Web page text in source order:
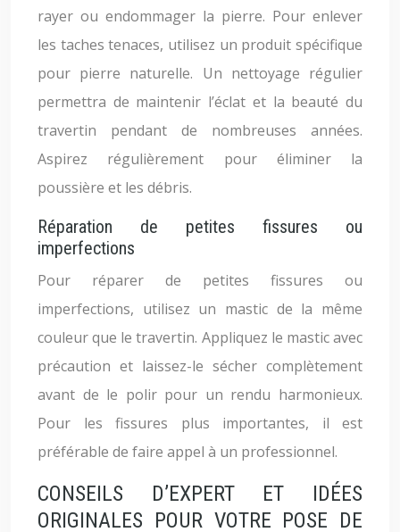
rayer ou endommager la pierre. Pour enlever
les taches tenaces, utilisez un produit spécifique
pour pierre naturelle. Un nettoyage régulier
permettra de maintenir l’éclat et la beauté du
travertin pendant de nombreuses années.
Aspirez régulièrement pour éliminer la
poussière et les débris.
Réparation de petites fissures ou
imperfections
Pour réparer de petites fissures ou
imperfections, utilisez un mastic de la même
couleur que le travertin. Appliquez le mastic avec
précaution et laissez-le sécher complètement
avant de le polir pour un rendu harmonieux.
Pour les fissures plus importantes, il est
préférable de faire appel à un professionnel.
CONSEILS D’EXPERT ET IDÉES
ORIGINALES POUR VOTRE POSE DE